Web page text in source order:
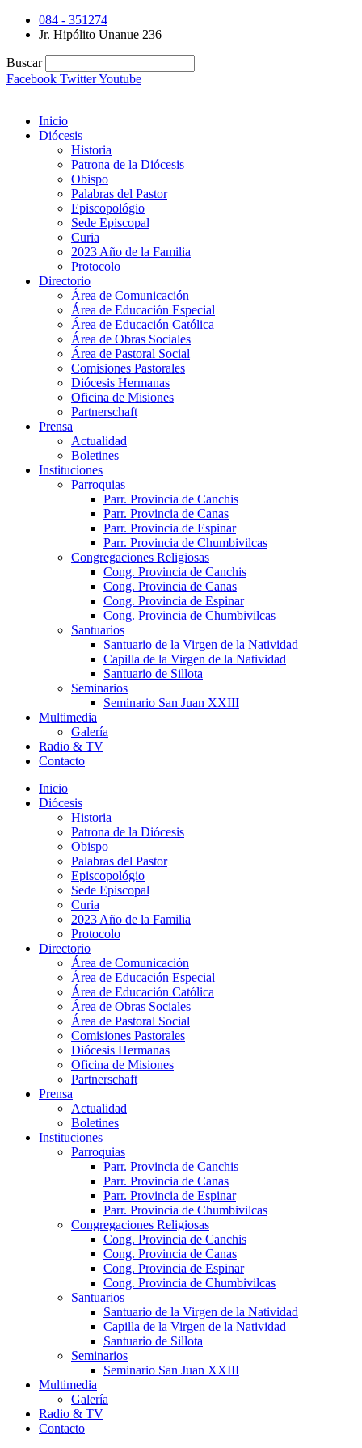
084 - 351274
Jr. Hipólito Unanue 236
Buscar
Facebook TwitterYoutube
Inicio
Diócesis
Historia
Patrona de la Diócesis
Obispo
Palabras del Pastor
Episcopológio
Sede Episcopal
Curia
2023 Año de la Familia
Protocolo
Directorio
Área de Comunicación
Área de Educación Especial
Área de Educación Católica
Área de Obras Sociales
Área de Pastoral Social
Comisiones Pastorales
Diócesis Hermanas
Oficina de Misiones
Partnerschaft
Prensa
Actualidad
Boletines
Instituciones
Parroquias
Parr. Provincia de Canchis
Parr. Provincia de Canas
Parr. Provincia de Espinar
Parr. Provincia de Chumbivilcas
Congregaciones Religiosas
Cong. Provincia de Canchis
Cong. Provincia de Canas
Cong. Provincia de Espinar
Cong. Provincia de Chumbivilcas
Santuarios
Santuario de la Virgen de la Natividad
Capilla de la Virgen de la Natividad
Santuario de Sillota
Seminarios
Seminario San Juan XXIII
Multimedia
Galería
Radio & TV
Contacto
Inicio
Diócesis
Historia
Patrona de la Diócesis
Obispo
Palabras del Pastor
Episcopológio
Sede Episcopal
Curia
2023 Año de la Familia
Protocolo
Directorio
Área de Comunicación
Área de Educación Especial
Área de Educación Católica
Área de Obras Sociales
Área de Pastoral Social
Comisiones Pastorales
Diócesis Hermanas
Oficina de Misiones
Partnerschaft
Prensa
Actualidad
Boletines
Instituciones
Parroquias
Parr. Provincia de Canchis
Parr. Provincia de Canas
Parr. Provincia de Espinar
Parr. Provincia de Chumbivilcas
Congregaciones Religiosas
Cong. Provincia de Canchis
Cong. Provincia de Canas
Cong. Provincia de Espinar
Cong. Provincia de Chumbivilcas
Santuarios
Santuario de la Virgen de la Natividad
Capilla de la Virgen de la Natividad
Santuario de Sillota
Seminarios
Seminario San Juan XXIII
Multimedia
Galería
Radio & TV
Contacto